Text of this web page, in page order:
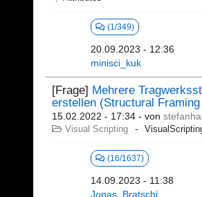
(1/349)
20.09.2023 - 12:36
minisci_kuk
[Frage] Mehrere
erstellen (Structural
15.02.2022 - 17:34 - von
Visual Scripting
(16/1637)
14.09.2023 - 11:38
Jonas_Bratschi